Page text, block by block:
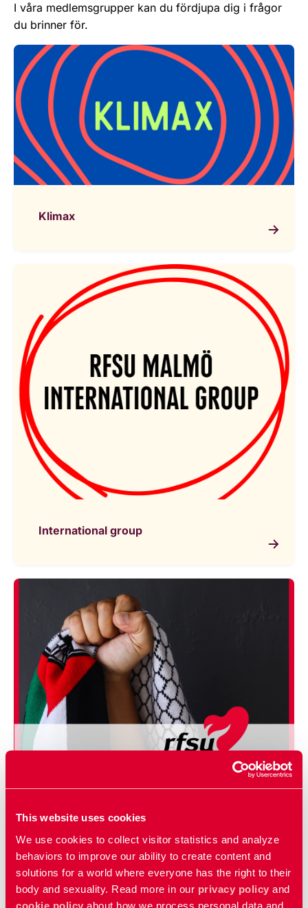
This website uses cookies
We use cookies to collect visitor statistics and analyze
behaviors to improve our ability to create content and
solutions for a world where everyone has the right to their
body and sexuality. Read more in our privacy policy and
cookie policy about how we process personal data and
I våra medlemsgrupper kan du fördjupa dig i frågor
du brinner för.
Klimax
International group
RFSU Gaza